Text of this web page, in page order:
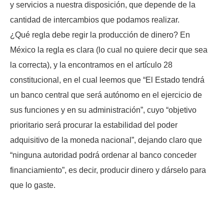
y servicios a nuestra disposición, que depende de la
cantidad de intercambios que podamos realizar.
¿Qué regla debe regir la producción de dinero? En
México la regla es clara (lo cual no quiere decir que sea
la correcta), y la encontramos en el artículo 28
constitucional, en el cual leemos que “El Estado tendrá
un banco central que será autónomo en el ejercicio de
sus funciones y en su administración”, cuyo “objetivo
prioritario será procurar la estabilidad del poder
adquisitivo de la moneda nacional”, dejando claro que
“ninguna autoridad podrá ordenar al banco conceder
financiamiento”, es decir, producir dinero y dárselo para
que lo gaste.